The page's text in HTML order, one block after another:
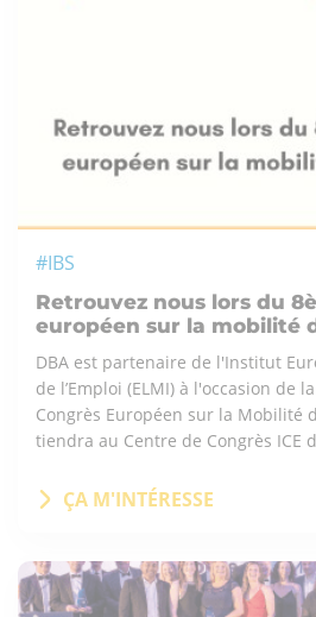
#IBS
Retrouvez nous lors du
européen sur la mobilité
DBA est partenaire de l'Institut
de l’Emploi (ELMI) à l'occasion de
Congrès Européen sur la Mobilité
tiendra au Centre de Congrès ICE
ÇA M'INTÉRESSE